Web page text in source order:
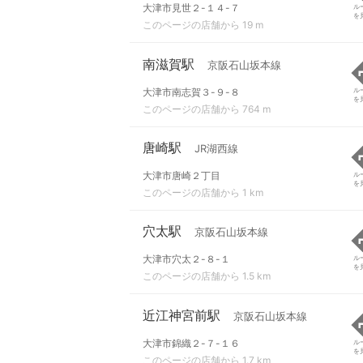
大津市見世２-１４-７
このページの店舗から 19 m
ル
を
南滋賀駅 京阪石山坂本線
大津市南志賀３-９-８
このページの店舗から 764 m
ル
を
唐崎駅 JR湖西線
大津市唐崎２丁目
このページの店舗から 1 km
ル
を
穴太駅 京阪石山坂本線
大津市穴太２-８-１
このページの店舗から 1.5 km
ル
を
近江神宮前駅 京阪石山坂本線
大津市錦織２-７-１６
このページの店舗から 1.7 km
ル
を